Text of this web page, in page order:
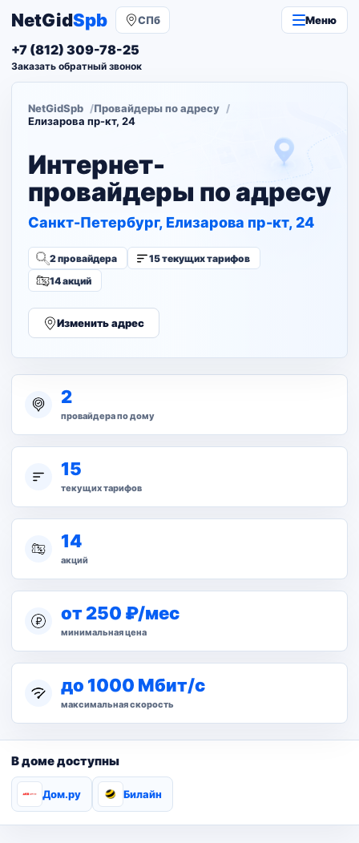
NetGidSpb СПб Меню
+7 (812) 309-78-25
Заказать обратный звонок
NetGidSpb
Провайдеры по адресу
Елизарова пр-кт, 24
Интернет-
провайдеры по адресу
Санкт-Петербург, Елизарова пр-кт, 24
2 провайдера
15 текущих тарифов
14 акций
Изменить адрес
2
провайдера по дому
15
текущих тарифов
14
акций
от 250 ₽/мес
минимальная цена
до 1000 Мбит/с
максимальная скорость
В доме доступны
Дом.ру Билайн